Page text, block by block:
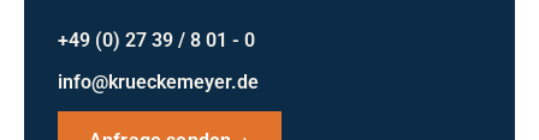
+49 (0) 27 39 / 8 01 - 0
info@krueckemeyer.de